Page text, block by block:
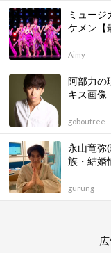
ミュージ
ケメン【
Aimy
阿部力の
キス画像
goboutree
永山竜弥
族・結婚
gurung